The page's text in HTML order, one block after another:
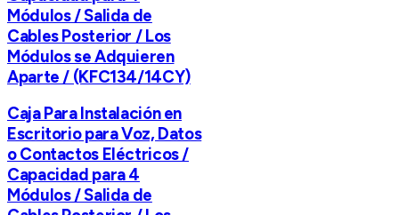
Módulos / Salida de
Cables Posterior / Los
Módulos se Adquieren
Aparte / (KFC134/14CY)
Caja Para Instalación en
Escritorio para Voz, Datos
o Contactos Eléctricos /
Capacidad para 4
Módulos / Salida de